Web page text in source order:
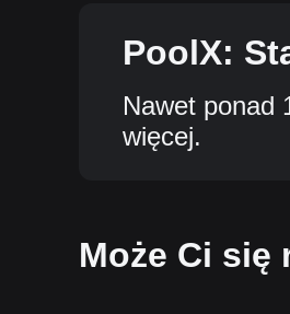
PoolX:
Nawet ponad
więcej.
Może Ci się